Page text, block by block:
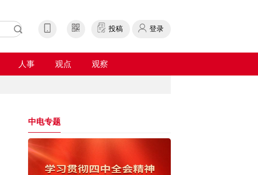
投稿 登录
人事 观点 观察
中电专题